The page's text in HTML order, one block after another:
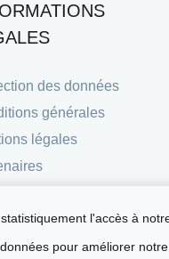
l'accès à
pour améliorer notre
des données
générales
légales